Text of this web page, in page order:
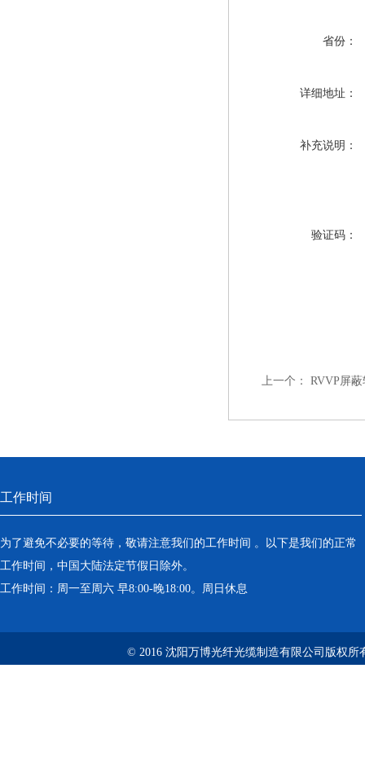
省份：
详细地址：
补充说明：
验证码：
上一个： RVVP屏
工作时间
为了避免不必要的等待，敬请注意我们的工作时间 。以下是我们的正常
工作时间，中国大陆法定节假日除外。
工作时间：周一至周六 早8:00-晚18:00。周日休息
© 2016 沈阳万博光纤光缆制造有限公司版权所